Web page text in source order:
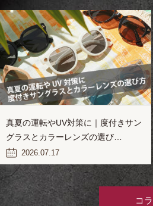
真夏の運転やUV対策に｜度付きサン
グラスとカラーレンズの選び…
2026.07.17
コ